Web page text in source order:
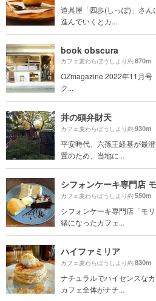
道具屋「四歩(しっぽ)」さ
進んでいくとカ...
book obscura
カフェ麦わらぼうしより約870m
OZmagazine 2022年11月号
ク...
井の頭弁財天
カフェ麦わらぼうしより約930m
平安時代、六孫王経基が最
置のため、当地に...
シフォンケーキ専門店
カフェ麦わらぼうしより約550m
シフォンケーキ専門店「モ
緒になったカフェ...
ハイファミリア
カフェ麦わらぼうしより約830m
ナチュラルでハイセンスな
カフェ全体がナチ...